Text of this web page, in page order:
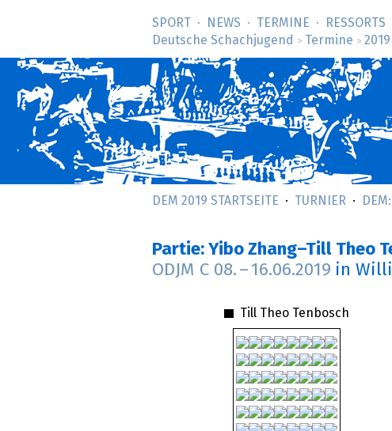
SPORT NEWS TERMINE RESSORTS
Deutsche Schachjugend
> Termine > 2019
DEM 2019 STARTSEITE TURNIER
Partie: Yibo Zhang–Till Theo
ODJM C 08. – 16.06.2019 in
Till Theo Tenbosch